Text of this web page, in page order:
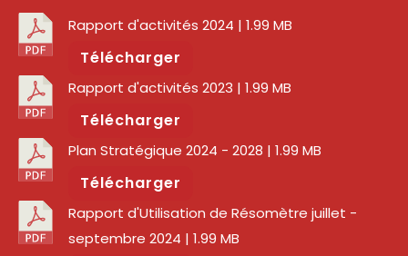
Rapport d'activités 2024 | 1.99 MB
Télécharger
Rapport d'activités 2023 | 1.99 MB
Télécharger
Plan Stratégique 2024 - 2028 | 1.99 MB
Télécharger
Rapport d'Utilisation de Résomètre juillet -
septembre 2024 | 1.99 MB